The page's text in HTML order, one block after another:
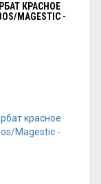
КРАСНОЕ
MAGESTIC -